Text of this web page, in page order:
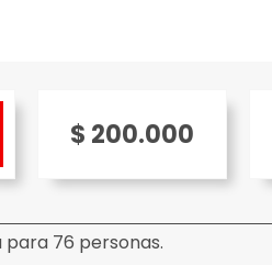
$ 200.000
76 personas.